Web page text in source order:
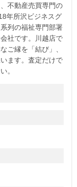
不動産売買専門の
年所沢ビジネスグ
列の福祉専門部署
社です。川越店で
ご縁を「結び」、
ます。査定だけで
。